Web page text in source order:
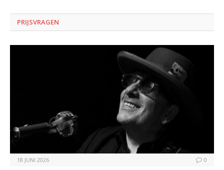
PRIJSVRAGEN
18 JUNI 2026 0